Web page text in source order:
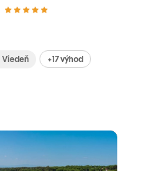
Viedeň +17 výhod